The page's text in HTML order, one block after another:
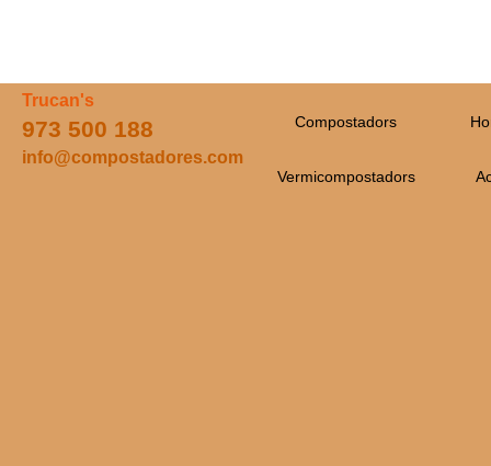
Trucan's
973 500 188
info@compostadores.com
Compostadors
Vermicompostadors